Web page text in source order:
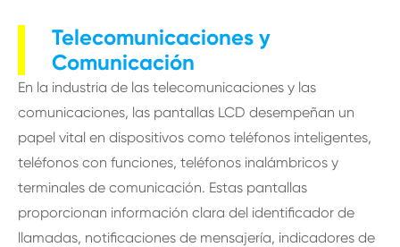
Telecomunicaciones y
Comunicación
En la industria de las telecomunicaciones y las
comunicaciones, las pantallas LCD desempeñan un
papel vital en dispositivos como teléfonos inteligentes,
teléfonos con funciones, teléfonos inalámbricos y
terminales de comunicación. Estas pantallas
proporcionan información clara del identificador de
llamadas, notificaciones de mensajería, indicadores de